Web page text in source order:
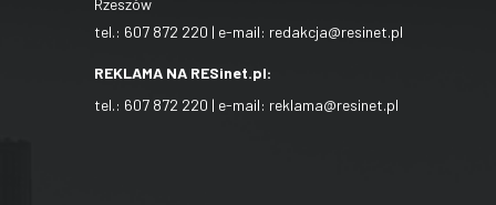
Rzeszów
tel.: 607 872 220 | e-mail: redakcja@resinet.pl
REKLAMA NA RESinet.pl:
tel.: 607 872 220 | e-mail: reklama@resinet.pl